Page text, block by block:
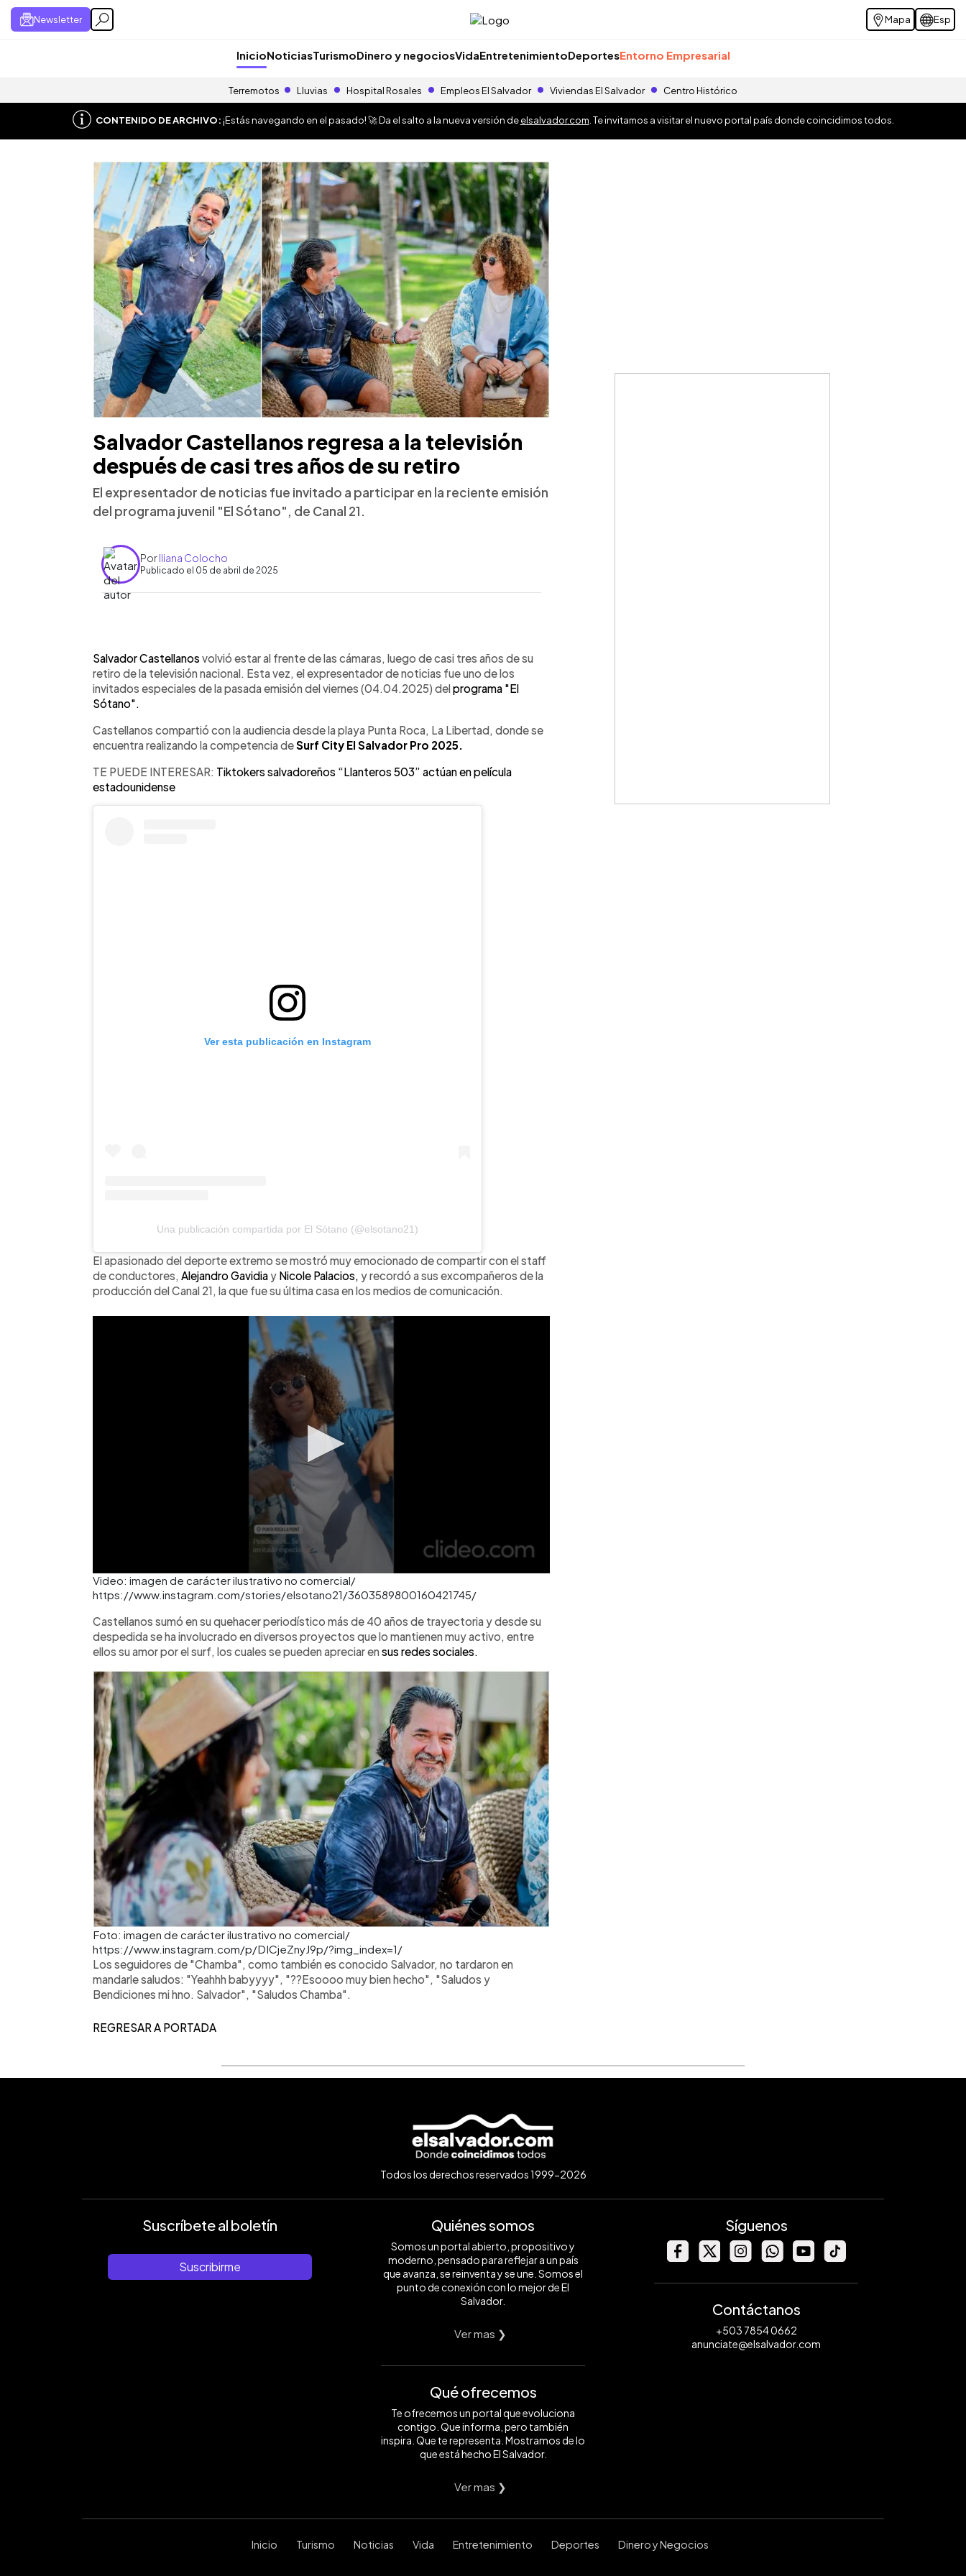
Newsletter Mapa Esp
InicioNoticiasTurismoDinero y negociosVidaEntretenimientoDeportesEntorno Empresarial
Terremotos Lluvias Hospital Rosales Empleos El Salvador Viviendas El Salvador Centro Histórico
CONTENIDO DE ARCHIVO:¡Estás navegando en el pasado! 🚀 Da el salto a la nueva versión deelsalvador.com . Te invitamos a visitar el nuevo portal país donde coincidimos todos.
Salvador Castellanos regresa a la televisión
después de casi tres años de su retiro
El expresentador de noticias fue invitado a participar en la reciente emisión
del programa juvenil "El Sótano", de Canal 21.
PorIliana Colocho
Publicado el 05 de abril de 2025
► Escuchar artículo
Salvador Castellanosvolvió estar al frente de las cámaras, luego de casi tres años de su
retiro de la televisión nacional. Esta vez, el expresentador de noticias fue uno de los
invitados especiales de la pasada emisión del viernes (04.04.2025) delprograma "El
Sótano".
Castellanos compartió con la audiencia desde la playa Punta Roca, La Libertad, donde se
encuentra realizando la competencia deSurf City El Salvador Pro 2025.
TE PUEDE INTERESAR: Tiktokers salvadoreños “Llanteros 503” actúan en película
estadounidense
Ver esta publicación en Instagram
Una publicación compartida por El Sótano (@elsotano21)
El apasionado del deporte extremo se mostró muy emocionado de compartir con el staff
de conductores, Alejandro Gavidia y Nicole Palacios, y recordó a sus excompañeros de la
producción del Canal 21, la que fue su última casa en los medios de comunicación.
Video: imagen de carácter ilustrativo no comercial/
https://www.instagram.com/stories/elsotano21/3603589800160421745/
Castellanos sumó en su quehacer periodístico más de 40 años de trayectoria y desde su
despedida se ha involucrado en diversos proyectos que lo mantienen muy activo, entre
ellos su amor por el surf, los cuales se pueden apreciar ensus redes sociales.
Foto: imagen de carácter ilustrativo no comercial/
https://www.instagram.com/p/DICjeZnyJ9p/?img_index=1/
Los seguidores de "Chamba", como también es conocido Salvador, no tardaron en
mandarle saludos: "Yeahhh babyyyy", "??Esoooo muy bien hecho", "Saludos y
Bendiciones mi hno. Salvador", "Saludos Chamba".
REGRESAR A PORTADA
Todos los derechos reservados 1999-2026
Suscríbete al boletín
Suscribirme
Quiénes somos
Somos un portal abierto, propositivo y
moderno, pensado para reflejar a un país
que avanza, se reinventa y se une. Somos el
punto de conexión con lo mejor de El
Salvador.
Ver mas ❯
Qué ofrecemos
Te ofrecemos un portal que evoluciona
contigo. Que informa, pero también
inspira. Que te representa. Mostramos de lo
que está hecho El Salvador.
Ver mas ❯
Síguenos
Contáctanos
+503 7854 0662
anunciate@elsalvador.com
Inicio Turismo Noticias Vida Entretenimiento Deportes Dinero y Negocios